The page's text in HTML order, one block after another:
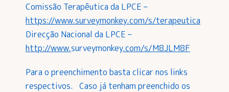
Comissão Terapêutica da LPCE –
https://www.surveymonkey.com/s/terapeutica
Direcção Nacional da LPCE –
http://www.surveymonkey.com/s/M8JLM8F
Para o preenchimento basta clicar nos links
respectivos. Caso já tenham preenchido os